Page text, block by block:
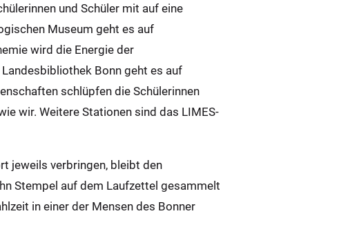
und Schüler mit auf eine
Museum geht es auf
wird die Energie der
Bonn geht es auf
schlüpfen die Schülerinnen
wir. Weitere Stationen sind das LIMES-
jeweils verbringen, bleibt den
Stempel auf dem Laufzettel gesammelt
in einer der Mensen des Bonner